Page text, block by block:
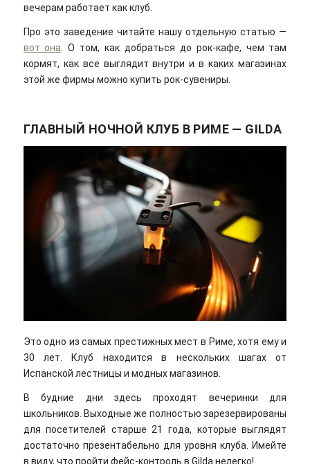
вечерам работает как клуб.
Про это заведение читайте нашу отдельную статью —
вот она. О том, как добраться до рок-кафе, чем там
кормят, как все выглядит внутри и в каких магазинах
этой же фирмы можно купить рок-сувениры.
ГЛАВНЫЙ НОЧНОЙ КЛУБ В РИМЕ — GILDA
Это одно из самых престижных мест в Риме, хотя ему и
30 лет. Клуб находится в нескольких шагах от
Испанской лестницы и модных магазинов.
В будние дни здесь проходят вечеринки для
школьников. Выходные же полностью зарезервированы
для посетителей старше 21 года, которые выглядят
достаточно презентабельно для уровня клуба. Имейте
в виду, что пройти фейс-контроль в Gilda нелегко!